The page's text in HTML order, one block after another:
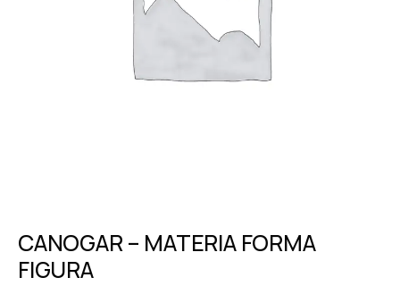
CANOGAR – MATERIA FORMA
FIGURA